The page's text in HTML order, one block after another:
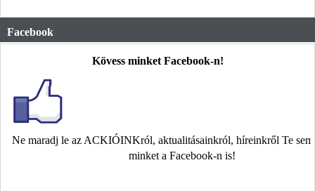
Facebook
Kövess minket Facebook-n!
Ne maradj le az ACKIÓINKról, aktualitásainkról, híreinkről Te
minket a Facebook-n is!